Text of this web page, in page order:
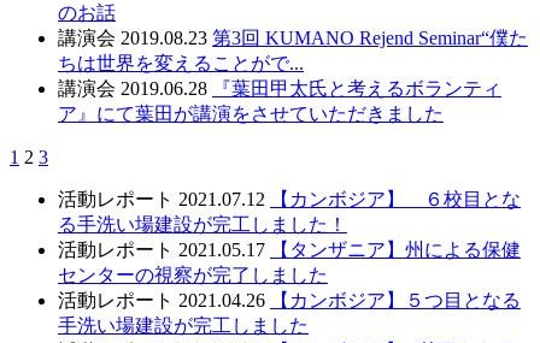
のお話
講演会 2019.08.23 第3回 KUMANO Rejend Seminar“僕た
ちは世界を変えることがで...
講演会 2019.06.28
『葉田甲太氏と考えるボランティ
ア』にて葉田が講演をさせていただきました
1 2 3
活動レポート 2021.07.12
【カンボジア】 ６校目とな
る手洗い場建設が完工しました！
活動レポート 2021.05.17
【タンザニア】州による保健
センターの視察が完了しました
活動レポート 2021.04.26
【カンボジア】５つ目となる
手洗い場建設が完工しました